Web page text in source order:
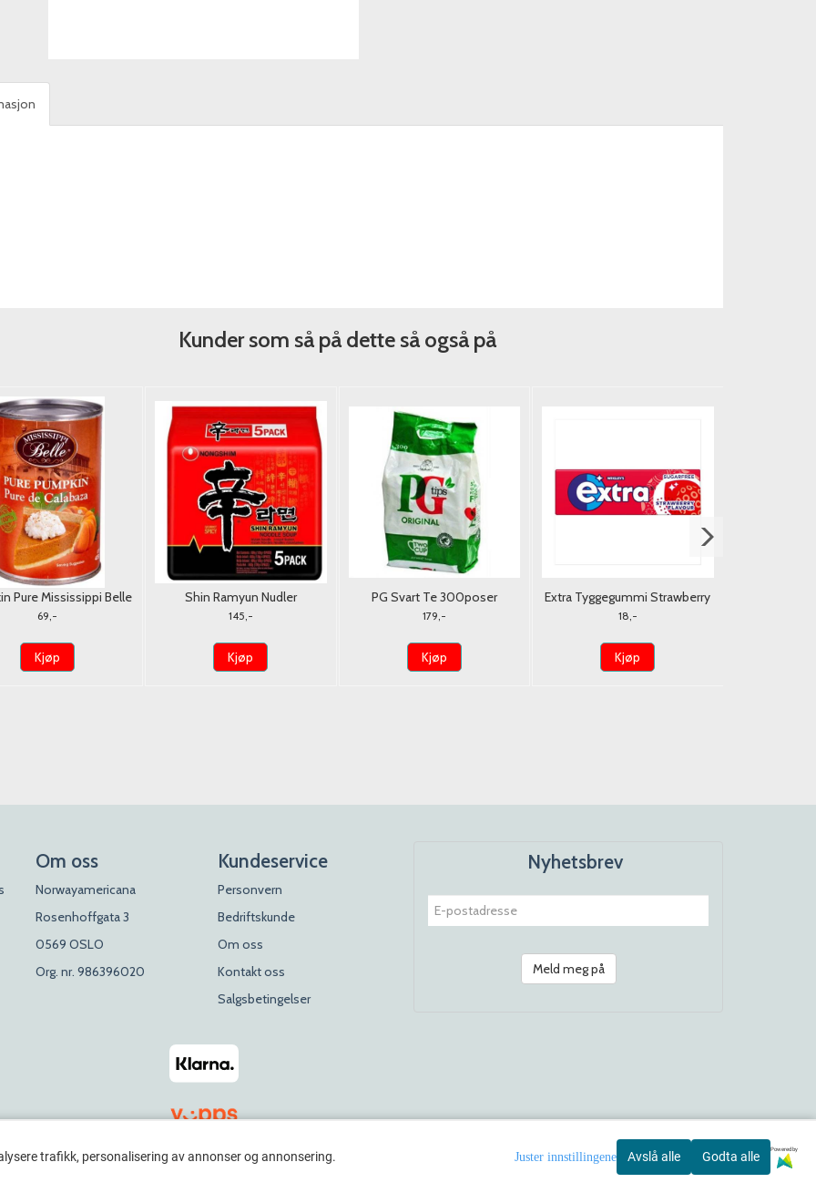
Kunder som så på dette så også på
Pure Mississippi Belle
425g. USA
69,-
Kjøp
Shin Ramyun Nudler
Nongshim 5x120g.
145,-
Kjøp
PG Svart Te 300poser
179,-
Kjøp
Extra Tyggegummi Strawberry
14g.
18,-
Kjøp
Om oss
Norwayamericana
Rosenhoffgata 3
0569 OSLO
Org. nr. 986396020
Kundeservice
Personvern
Bedriftskunde
Om oss
Kontakt oss
Salgsbetingelser
Nyhetsbrev
Meld meg på
trafikk, personalisering av annonser og annonsering. Avslå alle Godta alle
Powered by
Juster innstillingene